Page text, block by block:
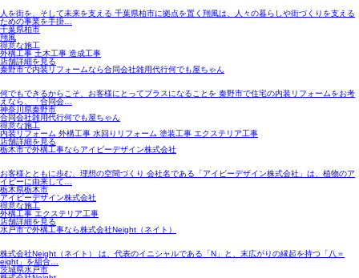
人を街を、そして未来を支える 千葉県柏市に拠点を置く翔風は、人々の暮らしや街づくりを支える
ための事業を手掛…
千葉県柏市
翔風
得意な施工
外構工事 土木工事 造成工事
店舗詳細を見る
秦野市で内装リフォームなら合同会社雑用代行何でも屋ちゃん
何でもできるからこそ、お客様にとってプラスになることを 秦野市で住宅の内装リフォームをお考
えなら、「合同会…
神奈川県秦野市
合同会社雑用代行何でも屋ちゃん
得意な施工
内装リフォーム 外構工事 水回りリフォーム 塗装工事 エクステリア工事
店舗詳細を見る
栃木市で外構工事ならアイビーデザイン株式会社
お客様とともに歩む、理想の空間づくり 会社名である「アイビーデザイン株式会社」は、植物のア
イビーに由来して…
栃木県栃木市
アイビーデザイン株式会社
得意な施工
外構工事 エクステリア工事
店舗詳細を見る
水戸市で外構工事なら株式会社Neight（ネイト）
株式会社Neight（ネイト） は、代表のイニシャルである「N」と、末広がりの縁起を持つ「八＝
eight」を組合…
茨城県水戸市